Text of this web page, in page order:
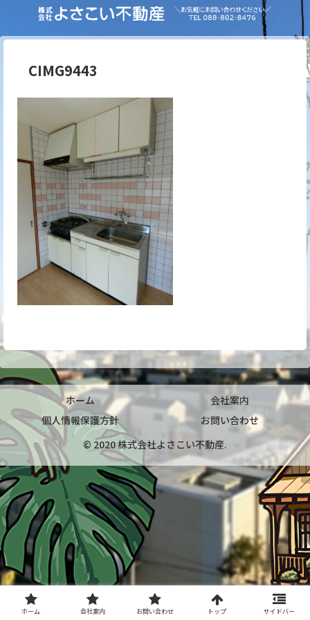
CIMG9443
ホーム
会社案内
個人情報保護方針
お問い合わせ
© 2020 株式会社よさこい不動産.
ホーム 会社案内 お問い合わせ トップ サイドバー